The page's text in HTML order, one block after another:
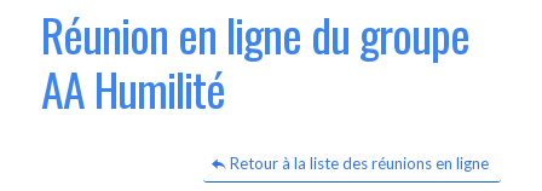
Réunion en ligne du groupe
AA Humilité
Retour à la liste des réunions en ligne